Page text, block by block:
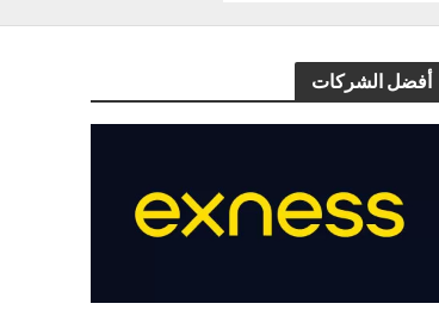
أفضل الشركات